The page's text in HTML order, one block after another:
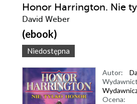
Honor Harrington. Nie
David Weber
(ebook)
Niedostępna
Autor:
Ocena: